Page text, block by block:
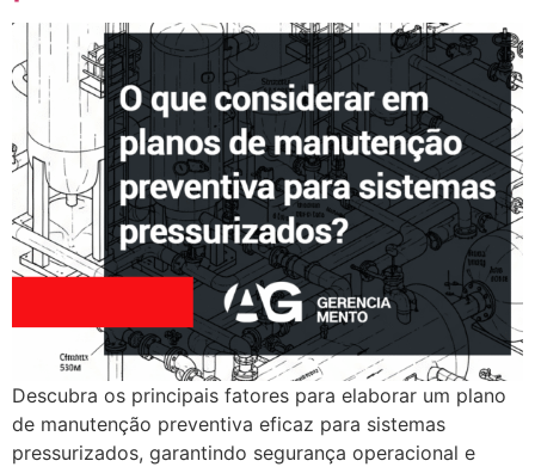
Descubra os principais fatores para elaborar um plano
de manutenção preventiva eficaz para sistemas
pressurizados, garantindo segurança operacional e